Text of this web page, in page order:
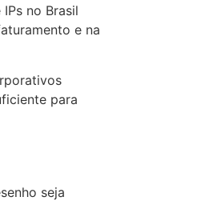
no Brasil
e na
para
seja